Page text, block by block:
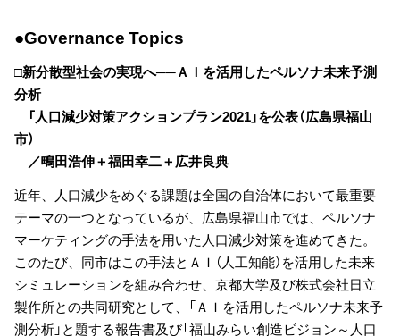
●Governance Topics
□新分散型社会の実現へ──ＡＩを活用したペルソナ未来予測
分析
「人口減少対策アクションプラン2021」を公表（広島県福山
市）
／鴫田浩伸＋福田幸二＋広井良典
近年、人口減少をめぐる課題は全国の自治体において最重要
テーマの一つとなっているが、広島県福山市では、ペルソナ
マーケティングの手法を用いた人口減少対策を進めてきた。
このたび、同市はこの手法とＡＩ（人工知能）を活用した未来
シミュレーションを組み合わせ、京都大学及び株式会社日立
製作所との共同研究として、「ＡＩを活用したペルソナ未来予
測分析」と題する報告書及び「福山みらい創造ビジョン～人口